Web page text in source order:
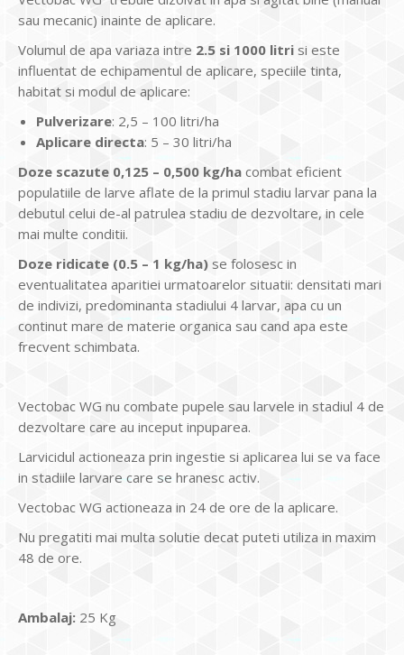
sau mecanic) inainte de aplicare.
Volumul de apa variaza intre 2.5 si 1000 litri si este
influentat de echipamentul de aplicare, speciile tinta,
habitat si modul de aplicare:
Pulverizare: 2,5 – 100 litri/ha
Aplicare directa: 5 – 30 litri/ha
Doze scazute 0,125 – 0,500 kg/ha combat eficient
populatiile de larve aflate de la primul stadiu larvar pana la
debutul celui de-al patrulea stadiu de dezvoltare, in cele
mai multe conditii.
Doze ridicate (0.5 – 1 kg/ha) se folosesc in
eventualitatea aparitiei urmatoarelor situatii: densitati mari
de indivizi, predominanta stadiului 4 larvar, apa cu un
continut mare de materie organica sau cand apa este
frecvent schimbata.
Vectobac WG nu combate pupele sau larvele in stadiul 4 de
dezvoltare care au inceput inpuparea.
Larvicidul actioneaza prin ingestie si aplicarea lui se va face
in stadiile larvare care se hranesc activ.
Vectobac WG actioneaza in 24 de ore de la aplicare.
Nu pregatiti mai multa solutie decat puteti utiliza in maxim
48 de ore.
Ambalaj: 25 Kg